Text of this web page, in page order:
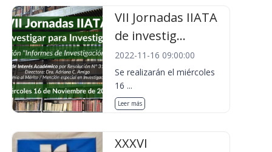
VII Jornadas IIATA
de investig...
2022-11-16 09:00:00
Se realizarán el miércoles
16 ...
Leer más
XXXVI